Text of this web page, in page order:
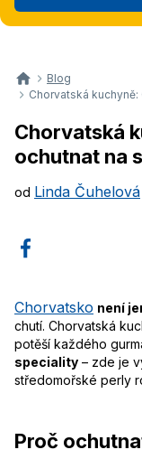
Blog
Chorvatská
Chorvatská
ochutnat na
od Linda Čuhelová
Chorvatsko není
chutí. Chorvatská
potěší každého
speciality – zde je
středomořské perly
Proč